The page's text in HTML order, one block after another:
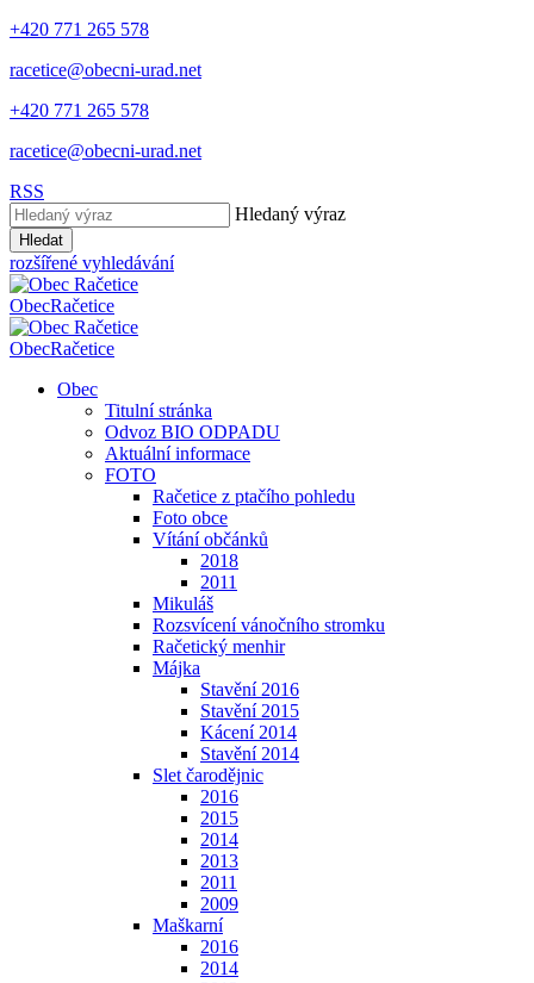
+420 771 265 578
racetice@obecni-urad.net
+420 771 265 578
racetice@obecni-urad.net
RSS
Hledaný výraz
Hledat
rozšířené vyhledávání
ObecRačetice
ObecRačetice
Obec
Titulní stránka
Odvoz BIO ODPADU
Aktuální informace
FOTO
Račetice z ptačího pohledu
Foto obce
Vítání občánků
2018
2011
Mikuláš
Rozsvícení vánočního stromku
Račetický menhir
Májka
Stavění 2016
Stavění 2015
Kácení 2014
Stavění 2014
Slet čarodějnic
2016
2015
2014
2013
2011
2009
Maškarní
2016
2014